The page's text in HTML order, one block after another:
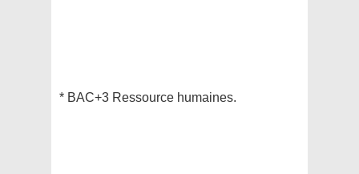
* BAC+3 Ressource humaines.